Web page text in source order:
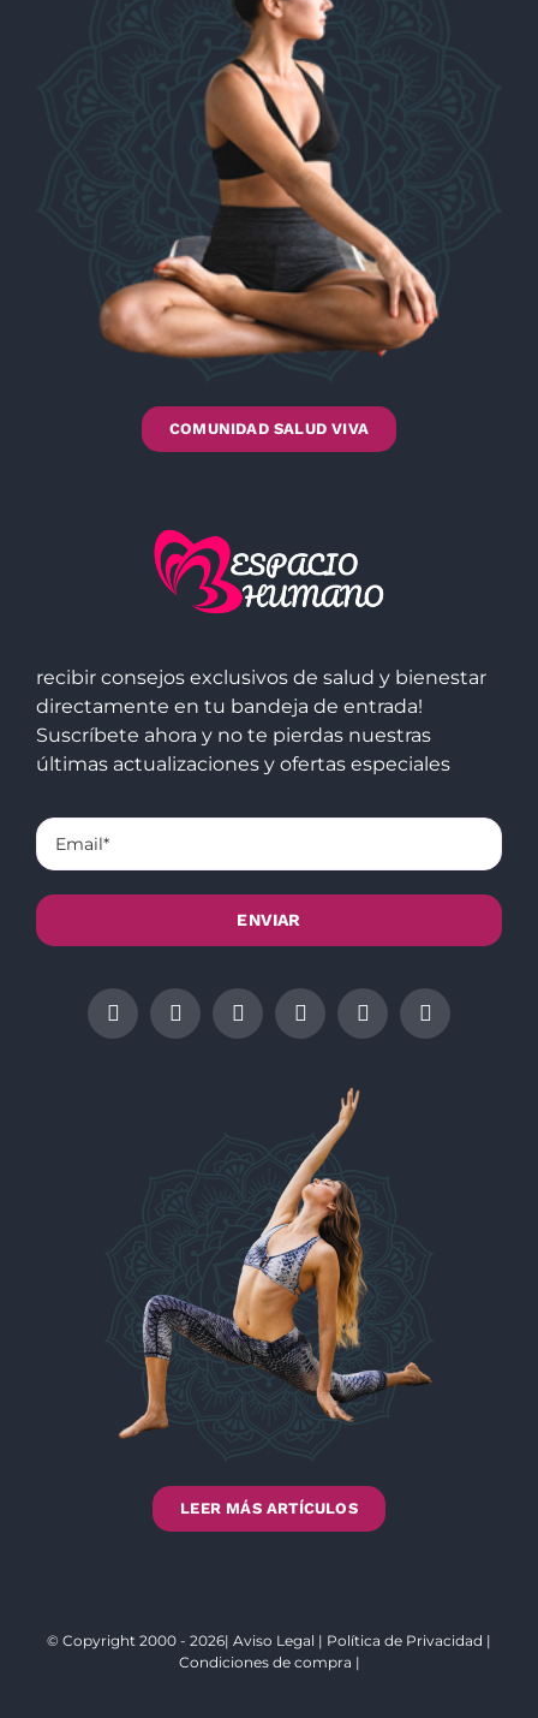
COMUNIDAD SALUD VIVA
recibir consejos exclusivos de salud y bienestar
directamente en tu bandeja de entrada!
Suscríbete ahora y no te pierdas nuestras
últimas actualizaciones y ofertas especiales
LEER MÁS ARTÍCULOS
© Copyright 2000 - 2026| Aviso Legal | Política de Privacidad |
Condiciones de compra |